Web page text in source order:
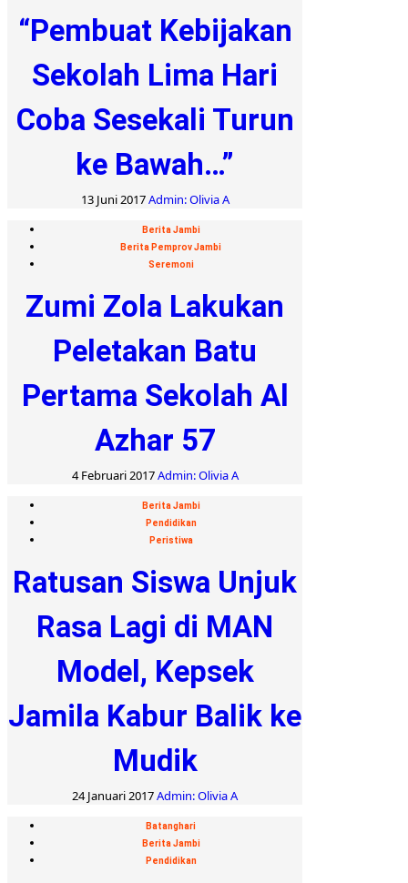
“Pembuat Kebijakan
Sekolah Lima Hari
Coba Sesekali Turun
ke Bawah…”
13 Juni 2017Admin: Olivia A
Berita Jambi
Berita Pemprov Jambi
Seremoni
Zumi Zola Lakukan
Peletakan Batu
Pertama Sekolah Al
Azhar 57
4 Februari 2017Admin: Olivia A
Berita Jambi
Pendidikan
Peristiwa
Ratusan Siswa Unjuk
Rasa Lagi di MAN
Model, Kepsek
Jamila Kabur Balik ke
Mudik
24 Januari 2017Admin: Olivia A
Batanghari
Berita Jambi
Pendidikan